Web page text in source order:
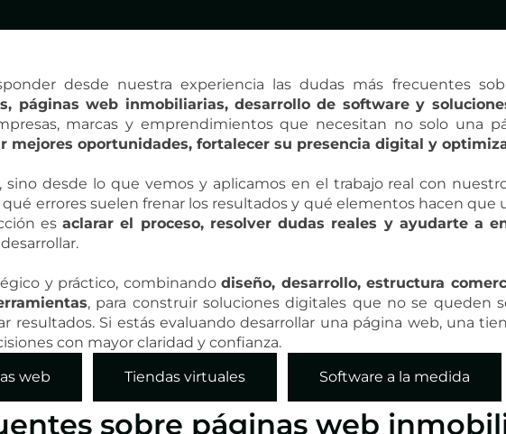
desde nuestra experiencia las dudas más frecuentes
páginas web inmobiliarias, desarrollo de software y
marcas y emprendimientos que necesitan no solo una
mejores oportunidades, fortalecer su presencia digital y
desde lo que vemos y aplicamos en el trabajo real con
errores suelen frenar los resultados y qué elementos hacen que
es aclarar el proceso, resolver dudas reales y ayudarte a
y práctico, combinando diseño, desarrollo, estructura
, para construir soluciones digitales que no se queden
resultados. Si estás evaluando desarrollar una página web, una
con mayor claridad y confianza.
web Tiendas virtuales Software a la medida
sobre páginas web